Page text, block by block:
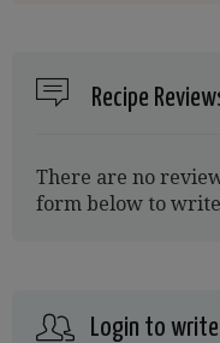
Recipe
There are no
form below to
Login to